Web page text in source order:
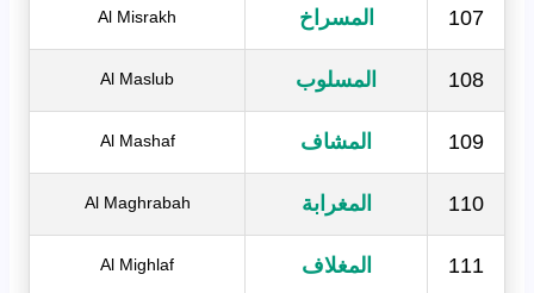
107 المسراخ Al Misrakh
108 المسلوب Al Maslub
109 المشاف Al Mashaf
110 المغرابة Al Maghrabah
111 المغلاف Al Mighlaf